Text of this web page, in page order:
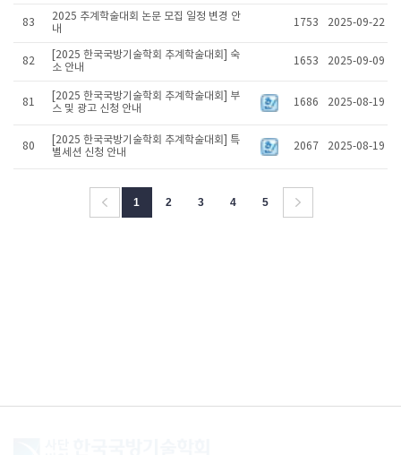
83
2025 추계학술대회 논문 모집 일정 변경 안
내
1753 2025-09-22
82
[2025 한국국방기술학회 추계학술대회] 숙
소 안내
1653 2025-09-09
81
[2025 한국국방기술학회 추계학술대회] 부
스 및 광고 신청 안내
1686 2025-08-19
80
[2025 한국국방기술학회 추계학술대회] 특
별세션 신청 안내
2067 2025-08-19
1 2 3 4 5